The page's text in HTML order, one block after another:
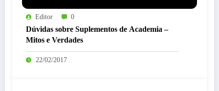
Editor 0
Dúvidas sobre Suplementos de Academia –
Mitos e Verdades
22/02/2017